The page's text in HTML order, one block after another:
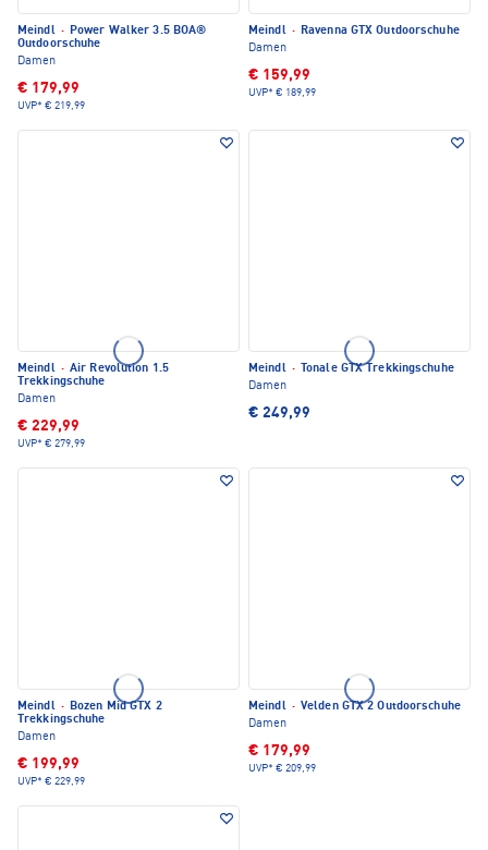
Meindl · Power Walker 3.5 BOA®
Outdoorschuhe
Damen
€ 179,99
UVP* € 219,99
Meindl · Ravenna GTX Outdoorschuhe
Damen
€ 159,99
UVP* € 189,99
Meindl · Air Revolution 1.5
Trekkingschuhe
Damen
€ 229,99
UVP* € 279,99
Meindl ·
Tonale GTX Trekkingschuhe
Damen
€ 249,99
Meindl · Bozen Mid GTX 2
Trekkingschuhe
Damen
€ 199,99
UVP* € 229,99
Meindl · Velden GTX 2 Outdoorschuhe
Damen
€ 179,99
UVP* € 209,99